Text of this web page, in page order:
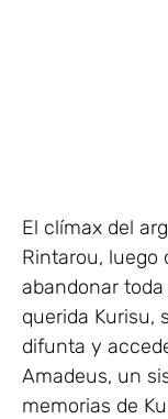
El clímax del
Rintarou, luego
abandonar
querida Kurisu,
difunta y
Amadeus, un
memorias de